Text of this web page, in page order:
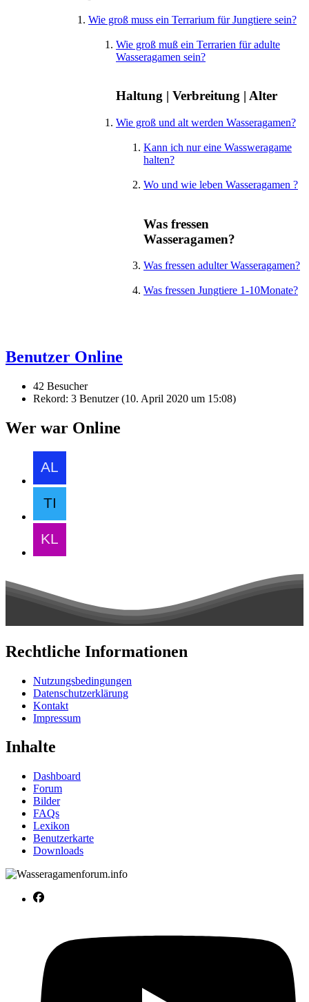
Wie groß muss ein Terrarium für Jungtiere sein?
Wie groß muß ein Terrarien für adulte
Wasseragamen sein?
Haltung | Verbreitung | Alter
Wie groß und alt werden Wasseragamen?
Kann ich nur eine Wassweragame
halten?
Wo und wie leben Wasseragamen ?
Was fressen
Wasseragamen?
Was fressen adulter Wasseragamen?
Was fressen Jungtiere 1-10Monate?
Benutzer Online
42 Besucher
Rekord: 3 Benutzer (10. April 2020 um 15:08)
Wer war Online
Rechtliche Informationen
Nutzungsbedingungen
Datenschutzerklärung
Kontakt
Impressum
Inhalte
Dashboard
Forum
Bilder
FAQs
Lexikon
Benutzerkarte
Downloads